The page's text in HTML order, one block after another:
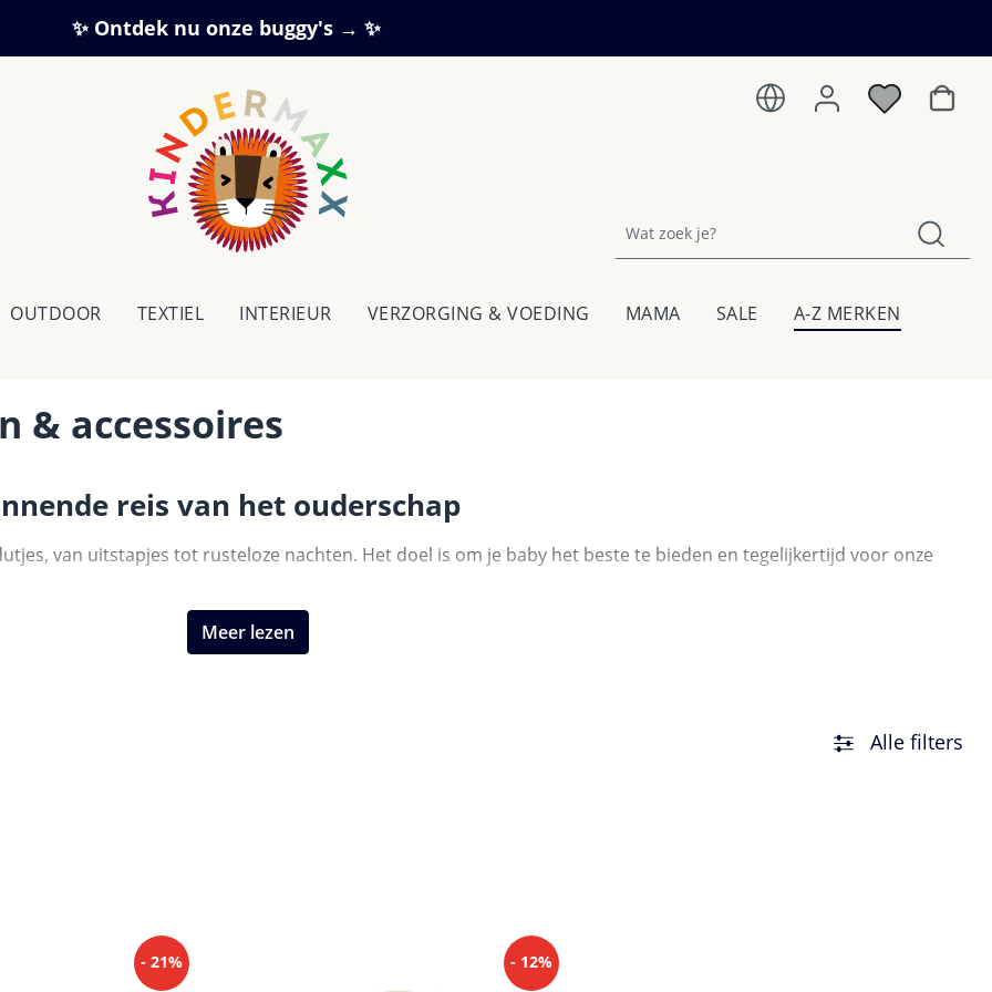
✨ Ontdek nu onze buggy's → ✨
OUTDOOR TEXTIEL IN­TE­RI­EUR VERZORGING & VOEDING MAMA SALE
A-Z MERKEN
& accessoires
reis van het ouderschap
van uitstapjes tot rusteloze nachten. Het doel is om je baby het beste te bieden en tegelijkertijd voor onze
Meer lezen
Alle filters
- 21% - 12%